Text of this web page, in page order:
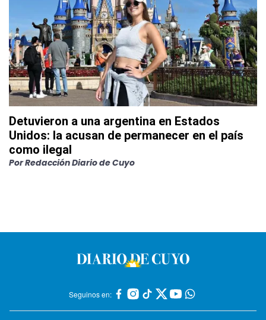
Detuvieron a una argentina en Estados
Unidos: la acusan de permanecer en el país
como ilegal
PorRedacción Diario de Cuyo
Seguinos en: